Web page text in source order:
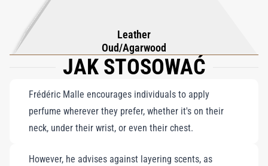
całym regionie, dodając nowoczesnego sznytu klasycznej
opulencji. The Moon Eau de Parfum to świetlista symfonia, która
przywołuje urok nowiu, gdy pod nocnym niebem rozkwitają
nieskończone możliwości, zapach ucieleśniający romans,
tajemnicę i ponadczasowy rytm samego życia.
Leather
Oud/Agarwood
JAK STOSOWAĆ
Frédéric Malle encourages individuals to apply
perfume wherever they prefer, whether it's on their
neck, under their wrist, or even their chest.
However, he advises against layering scents, as